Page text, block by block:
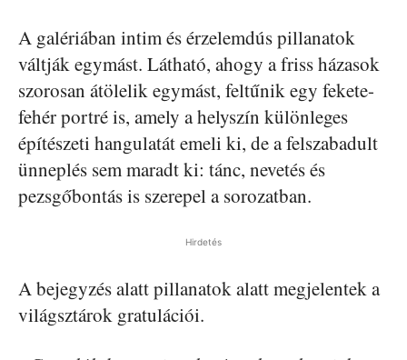
A galériában intim és érzelemdús pillanatok
váltják egymást. Látható, ahogy a friss házasok
szorosan átölelik egymást, feltűnik egy fekete-
fehér portré is, amely a helyszín különleges
építészeti hangulatát emeli ki, de a felszabadult
ünneplés sem maradt ki: tánc, nevetés és
pezsgőbontás is szerepel a sorozatban.
Hirdetés
A bejegyzés alatt pillanatok alatt megjelentek a
világsztárok gratulációi.